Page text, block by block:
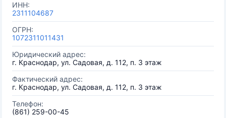
ИНН:
2311104687
ОГРН:
1072311011431
Юридический адрес:
г. Краснодар, ул. Садовая, д. 112, п. 3 этаж
Фактический адрес:
г. Краснодар, ул. Садовая, д. 112, п. 3 этаж
Телефон:
(861) 259-00-45